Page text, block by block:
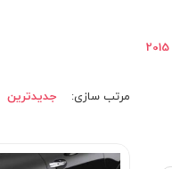
مرتب‌ سازی: جدیدترین